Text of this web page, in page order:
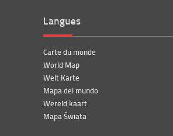
Langues
Carte du monde
World Map
Welt Karte
Mapa del mundo
Wereld kaart
Mapa Świata